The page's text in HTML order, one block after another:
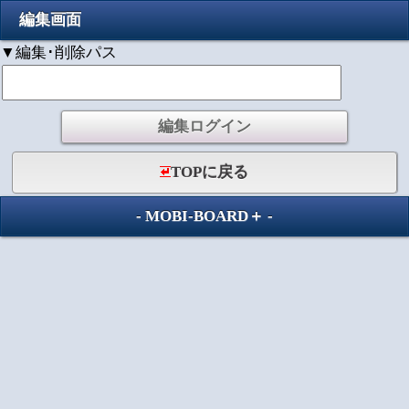
編集画面
▼編集･削除パス
TOPに戻る
- MOBI-BOARD＋ -